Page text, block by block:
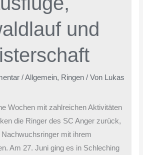
und
/Allgemein, Ringen / Von Lukas
Wochen mit zahlreichen Aktivitäten
die Ringer des SC Anger zurück,
mit ihrem
Am 27. Juni ging es in Schleching